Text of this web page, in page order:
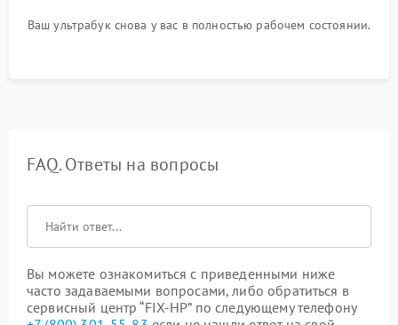
Ваш ультрабук снова у вас в полностью рабочем состоянии.
FAQ. Ответы на вопросы
Вы можете ознакомиться с приведенными ниже
часто задаваемыми вопросами, либо обратиться в
сервисный центр “FIX-HP” по следующему телефону